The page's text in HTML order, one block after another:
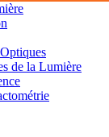
de la Lumière